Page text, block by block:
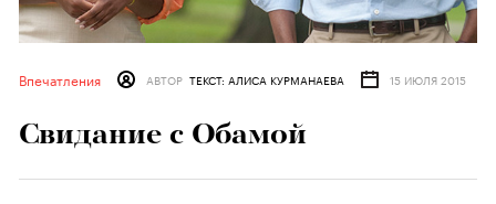
Впечатления АВТОР ТЕКСТ: АЛИСА КУРМАНАЕВА 15 ИЮЛЯ 2015
Свидание с Обамой